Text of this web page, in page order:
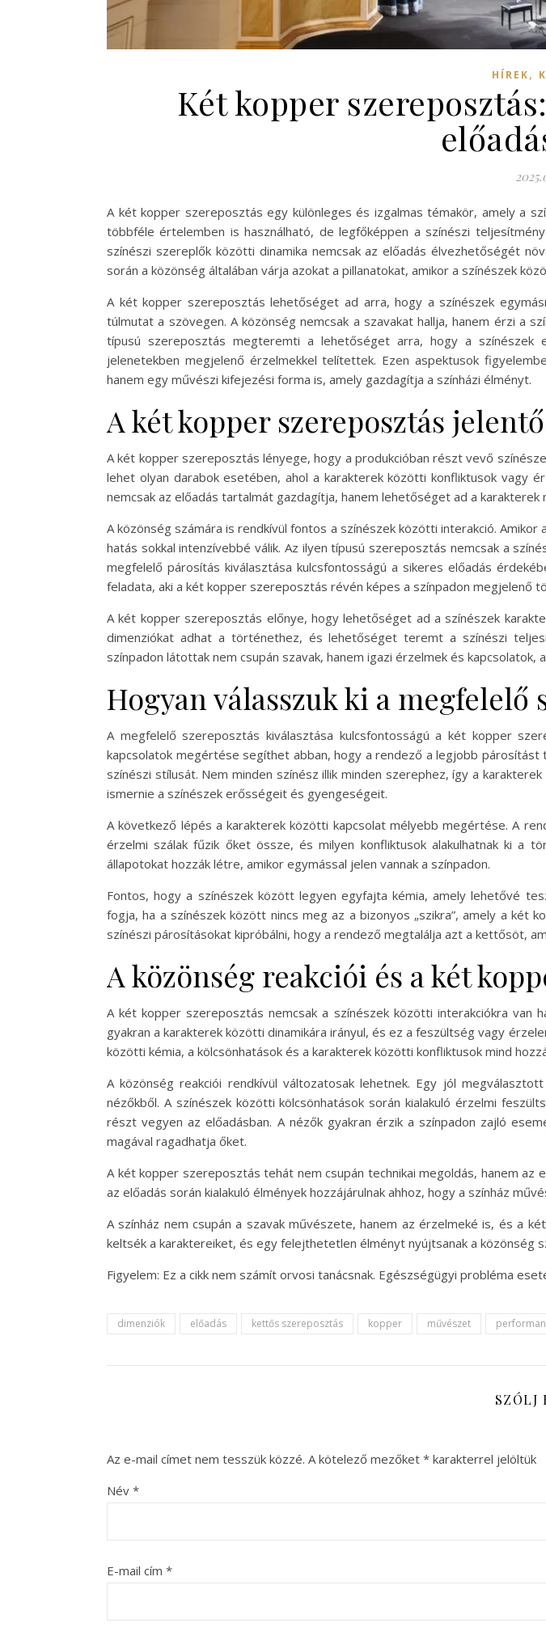
HÍREK,
Két kopper
A két kopper szereposztás egy különleges és izgalmas témakör, amely a
többféle értelemben is használható, de legfőképpen a színészi
színészi szereplők közötti dinamika nemcsak az előadás élvezhetőségét
során a közönség általában várja azokat a pillanatokat, amikor a színészek
A két kopper szereposztás lehetőséget ad arra, hogy a színészek
túlmutat a szövegen. A közönség nemcsak a szavakat hallja, hanem érzi a
típusú szereposztás megteremti a lehetőséget arra, hogy a színészek
jelenetekben megjelenő érzelmekkel telítettek. Ezen aspektusok
hanem egy művészi kifejezési forma is, amely gazdagítja a színházi élményt.
A két kopper szereposztás
A két kopper szereposztás lényege, hogy a produkcióban részt vevő
lehet olyan darabok esetében, ahol a karakterek közötti konfliktusok vagy
nemcsak az előadás tartalmát gazdagítja, hanem lehetőséget ad a
A közönség számára is rendkívül fontos a színészek közötti interakció.
hatás sokkal intenzívebbé válik. Az ilyen típusú szereposztás nemcsak a
megfelelő párosítás kiválasztása kulcsfontosságú a sikeres előadás
feladata, aki a két kopper szereposztás révén képes a színpadon megjelenő
A két kopper szereposztás előnye, hogy lehetőséget ad a színészek
dimenziókat adhat a történethez, és lehetőséget teremt a színészi
színpadon látottak nem csupán szavak, hanem igazi érzelmek és kapcsolatok,
Hogyan válasszuk ki a megfelelő
A megfelelő szereposztás kiválasztása kulcsfontosságú a két kopper
kapcsolatok megértése segíthet abban, hogy a rendező a legjobb
színészi stílusát. Nem minden színész illik minden szerephez, így a
ismernie a színészek erősségeit és gyengeségeit.
A következő lépés a karakterek közötti kapcsolat mélyebb megértése. A
érzelmi szálak fűzik őket össze, és milyen konfliktusok alakulhatnak ki a
állapotokat hozzák létre, amikor egymással jelen vannak a színpadon.
Fontos, hogy a színészek között legyen egyfajta kémia, amely lehetővé
fogja, ha a színészek között nincs meg az a bizonyos „szikra”, amely a két
színészi párosításokat kipróbálni, hogy a rendező megtalálja azt a kettősöt,
A közönség reakciói és a két
A két kopper szereposztás nemcsak a színészek közötti interakciókra van
gyakran a karakterek közötti dinamikára irányul, és ez a feszültség vagy
közötti kémia, a kölcsönhatások és a karakterek közötti konfliktusok mind
A közönség reakciói rendkívül változatosak lehetnek. Egy jól
nézőkből. A színészek közötti kölcsönhatások során kialakuló érzelmi
részt vegyen az előadásban. A nézők gyakran érzik a színpadon zajló
magával ragadhatja őket.
A két kopper szereposztás tehát nem csupán technikai megoldás, hanem
az előadás során kialakuló élmények hozzájárulnak ahhoz, hogy a színház
A színház nem csupán a szavak művészete, hanem az érzelmeké is, és a
keltsék a karaktereiket, és egy felejthetetlen élményt nyújtsanak a közönség
Figyelem: Ez a cikk nem számít orvosi tanácsnak. Egészségügyi probléma
dimenziók előadás kettős szereposztás kopper művészet
SZÓLJ
Az e-mail címet nem tesszük közzé. A kötelező mezőket * karakterrel jelöltük
Név *
E-mail cím *